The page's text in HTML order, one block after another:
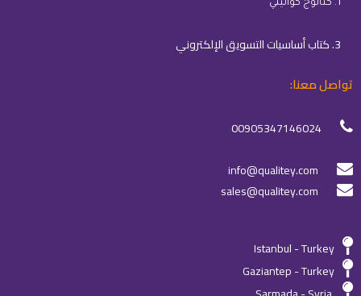
1. كتالوج كواليتي
3. كتاب أساسيات التسويق الإلكتروني
تواصل معنا:
00905347146024
info@qualitey.com
sales@qualitey.com
Istanbul - Turkey
Gaziantep - Turkey